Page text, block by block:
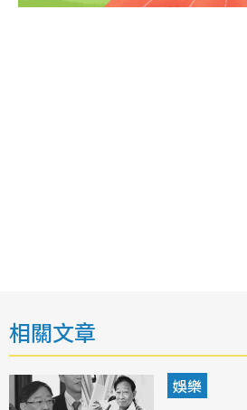
相關文章
娛樂